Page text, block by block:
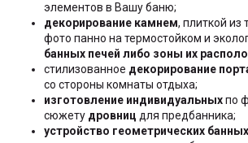
элементов в Вашу баню;
декорирование камнем, плиткой из
фото панно на термостойком и
банных печей либо зоны их
стилизованное декорирование
со стороны комнаты отдыха;
изготовление индивидуальныхпо
сюжету дровниц для предбанника;
устройство геометрических